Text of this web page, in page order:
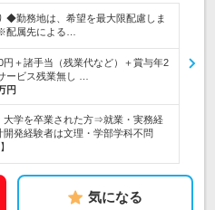
◆勤務地は、希望を最大限配慮しま
属先による…
円＋諸手当（残業代など）＋賞与年2
ービス残業無し …
円
大学を卒業された方⇒就業・実務経
発経験者は文理・学部学科不問
気になる